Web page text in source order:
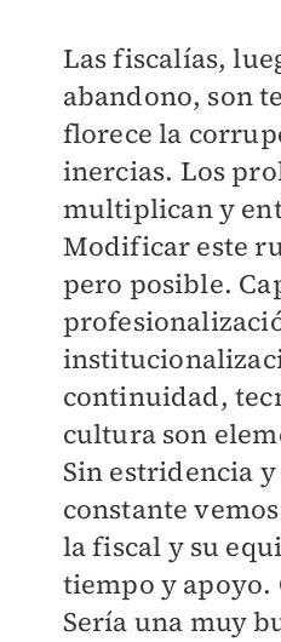
Las fiscalías,
abandono, son
florece la
inercias. Los
multiplican y
Modificar este
pero posible.
continuidad,
cultura son
Sin estridencia
constante
la fiscal y su
tiempo y apoyo.
Sería una muy